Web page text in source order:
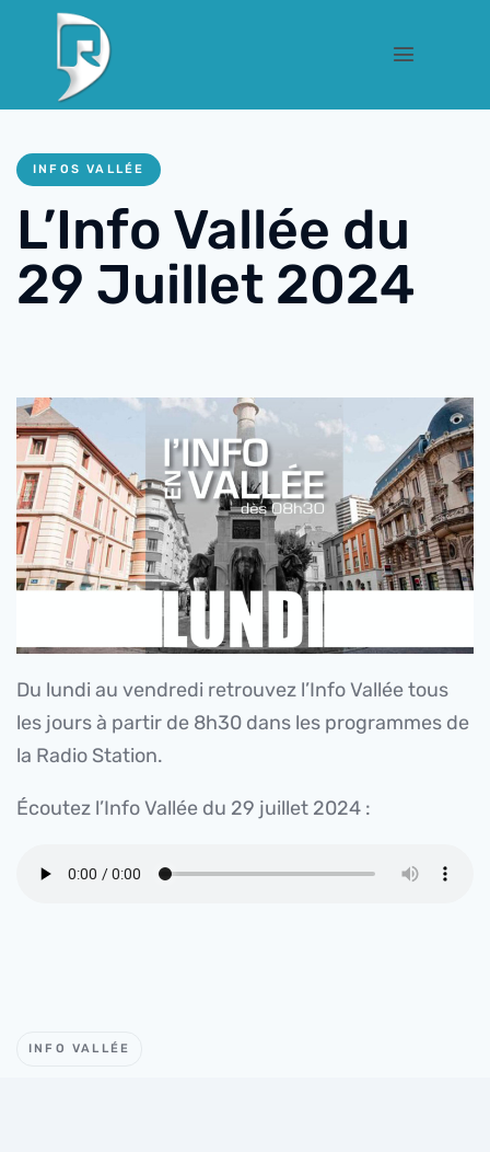
INFOS VALLÉE
L’Info Vallée du
29 Juillet 2024
Du lundi au vendredi retrouvez l’Info Vallée tous
les jours à partir de 8h30 dans les programmes de
la Radio Station.
Écoutez l’Info Vallée du 29 juillet 2024 :
INFO VALLÉE